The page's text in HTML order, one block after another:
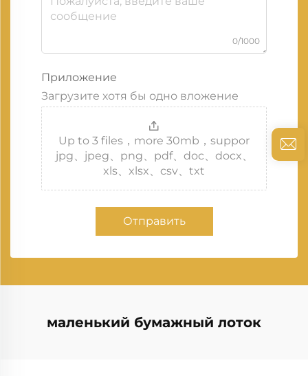
0/1000
Приложение
Загрузите хотя бы одно вложение
Up to 3 files，more 30mb，suppor
jpg、jpeg、png、pdf、doc、docx、
xls、xlsx、csv、txt
Отправить
маленький бумажный лоток